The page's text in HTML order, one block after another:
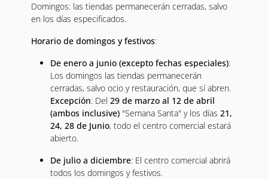
Domingos: las tiendas permanecerán cerradas, salvo
en los días especificados.
Horario de domingos y festivos:
De enero a junio (excepto fechas especiales):
Los domingos las tiendas permanecerán
cerradas, salvo ocio y restauración, que sí abren.
Excepción: Del 29 de marzo al 12 de abril
(ambos inclusive) "Semana Santa" y los días 21,
24, 28 de Junio, todo el centro comercial estará
abierto.
De julio a diciembre: El centro comercial abrirá
todos los domingos y festivos.